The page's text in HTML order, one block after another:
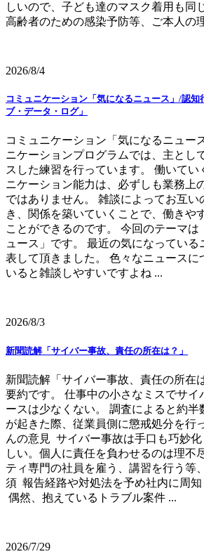
しいので、子ども達のマスク着用も同
高齢者のための感染予防等、ご本人の
2026/8/4
コミュニケーション「気になるニュース」/認知
ブ・データ・ログ」
コミュニケーション「気になるニュー
ニケーションプログラムでは、主とし
スした練習を行っています。 働いてい
ニケーション能力は、必ずしも業務上
ではありません。 雑談によってお互い
き、関係を築いていくことで、働きや
ことができるのです。 今回のテーマは
ュース」です。 最近の気になっている
表して頂きました。 色々なニュースに
いると雑談しやすいですよね ...
2026/8/3
新聞読解「サイバー事故、責任の所在は？」
新聞読解「サイバー事故、責任の所在
要約です。 仕事中の小さなミスでサイ
ースは少なくない。 調査によると約半
が起きた際、従業員側に懲戒処分を行
んの意見 サイバー事故は手口も巧妙
しい。個人に責任を負わせるのは理不
ティ専門の社員を雇う、講習を行う等
須 報告経路や対処法を予め社内に周
偶然、抱えているトラブル案件 ...
2026/7/29